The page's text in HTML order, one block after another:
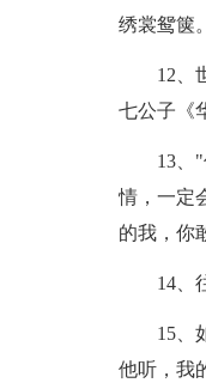
绣裳鸳箧
12、
七公子《
13、
情，一定
的我，你
14、
15、
他听，我